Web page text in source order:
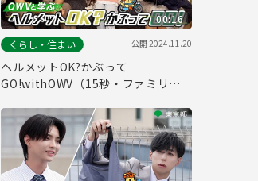
00:16
くらし・住まい
公開2024.11.20
ヘルメットOK?かぶって
GO!withOWV（15秒・ファミリー
#９